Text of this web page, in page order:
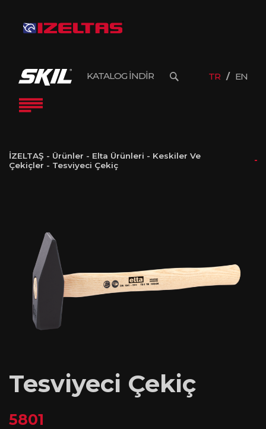
KATALOG İNDİR TR EN
İZELTAŞ - Ürünler - Elta Ürünleri - Keskiler Ve
Çekiçler - Tesviyeci Çekiç
Tesviyeci Çekiç
5801